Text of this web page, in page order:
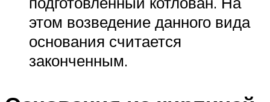
этом возведение данного вида
основания считается
законченным.